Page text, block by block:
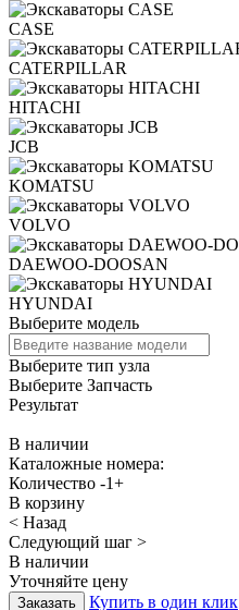
CASE
CATERPILLAR
HITACHI
JCB
KOMATSU
VOLVO
DAEWOO-DOOSAN
HYUNDAI
Выберите модель
Выберите тип узла
Выберите Запчасть
Результат
В наличии
Каталожные номера:
Количество -1+
В корзину
< Назад
Следующий шаг >
В наличии
Уточняйте цену
Купить в один клик